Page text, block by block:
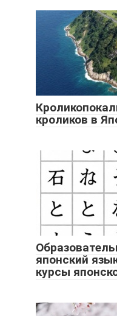
кроликов в
японский
курсы